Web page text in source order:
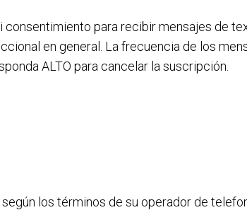
para recibir mensajes de
en general. La frecuencia de los
ALTO para cancelar la suscripción.
los términos de su operador de